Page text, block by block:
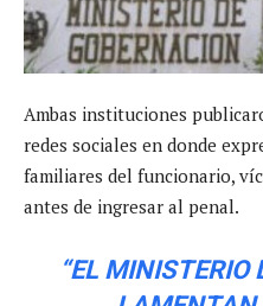
Ambas instituciones
redes sociales en donde
familiares del funcionario,
antes de ingresar al penal.
“EL MINISTERIO